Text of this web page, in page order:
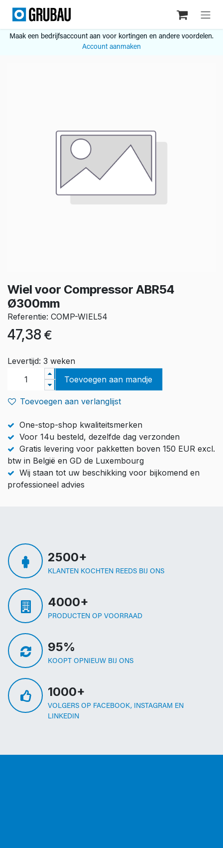
Overslaan naar inhoud
Maak een bedrijfsaccount aan voor kortingen en andere voordelen.
Account aanmaken
Wiel voor Compressor ABR54
Ø300mm
Referentie: COMP-WIEL54
47,38 €
Levertijd: 3 weken
Toevoegen aan mandje
Toevoegen aan verlanglijst
One-stop-shop kwaliteitsmerken
Voor 14u besteld, dezelfde dag verzonden
Gratis levering voor pakketten boven 150 EUR excl.
btw in België en GD de Luxembourg
Wij staan tot uw beschikking voor bijkomend en
professioneel advies
2500+
KLANTEN KOCHTEN REEDS BIJ ONS
4000+
PRODUCTEN OP VOORRAAD
95%
KOOPT OPNIEUW BIJ ONS
1000+
VOLGERS OP FACEBOOK, INSTAGRAM EN
LINKEDIN